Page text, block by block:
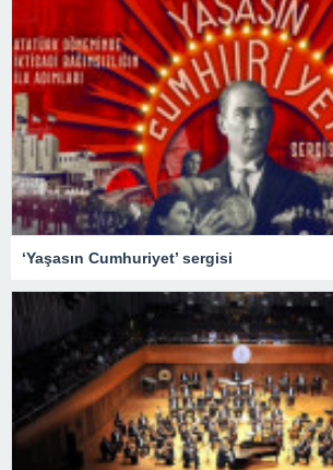
‘Yaşasın Cumhuriyet’ sergisi